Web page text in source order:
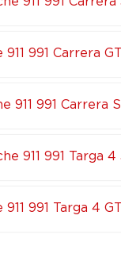
911 991 Carrera
911 991 Carrera
911 991 Targa
911 991 Targa 4